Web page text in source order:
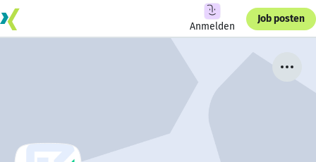
Anmelden
Job posten